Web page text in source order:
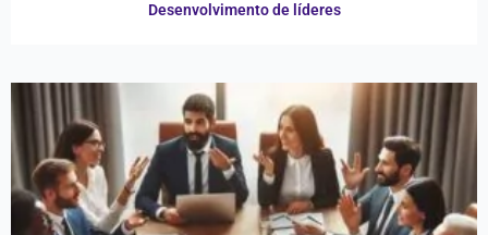
Desenvolvimento de líderes